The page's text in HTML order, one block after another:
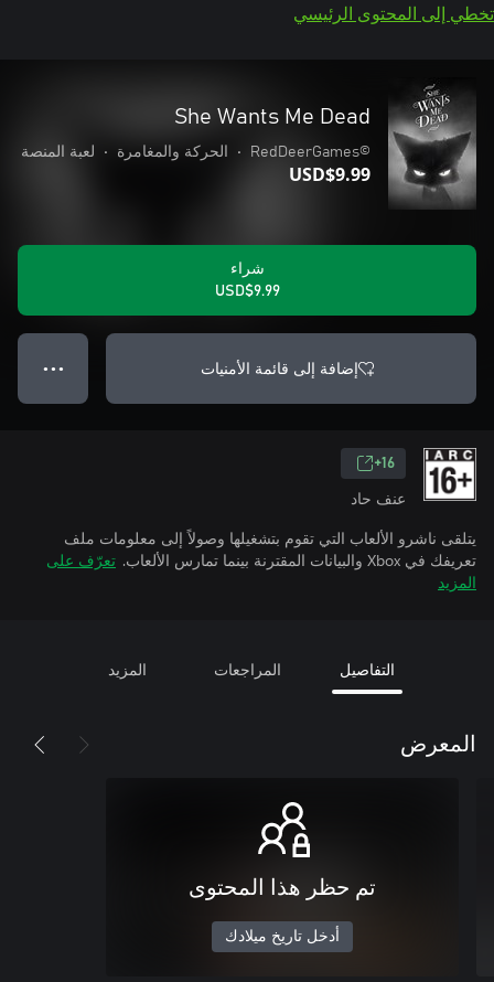
تخطي إلى المحتوى الرئيسي
She Wants Me Dead
©RedDeerGames
• الحركة والمغامرة • لعبة المنصة
USD$9.99
شراء
USD$9.99
إضافة إلى قائمة الأمنيات ● ● ●
16+
عنف حاد
يتلقى ناشرو الألعاب التي تقوم بتشغيلها وصولاً إلى معلومات ملف
تعريفك في Xbox والبيانات المقترنة بينما تمارس الألعاب.
تعرّف على
المزيد
التفاصيل المراجعات المزيد
المعرض
تم حظر هذا المحتوى
أدخل تاريخ ميلادك